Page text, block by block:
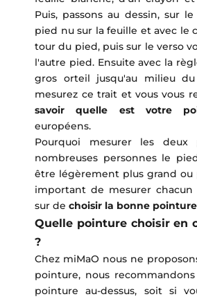
Puis, passons au dessin, sur
pied nu sur la feuille et avec le
tour du pied, puis sur le verso
l'autre pied. Ensuite avec la
gros orteil jusqu'au milieu
mesurez ce trait et vous vous
savoir quelle est votre
européens.
Pourquoi mesurer les
nombreuses personnes le
être légèrement plus grand
important de mesurer
sur dechoisir la bonne pointure
Quelle pointure choisir en
?
Chez miMaO nous ne
pointure, nous
pointure au-dessus, soit si